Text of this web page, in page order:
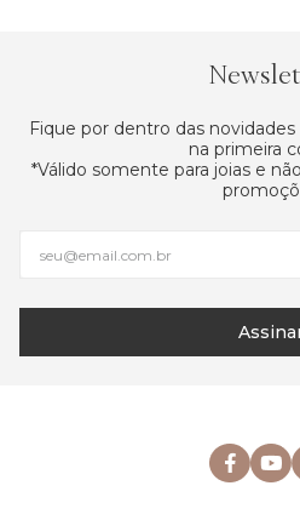
Fique por dentro das
na primeira
*Válido somente para joias e